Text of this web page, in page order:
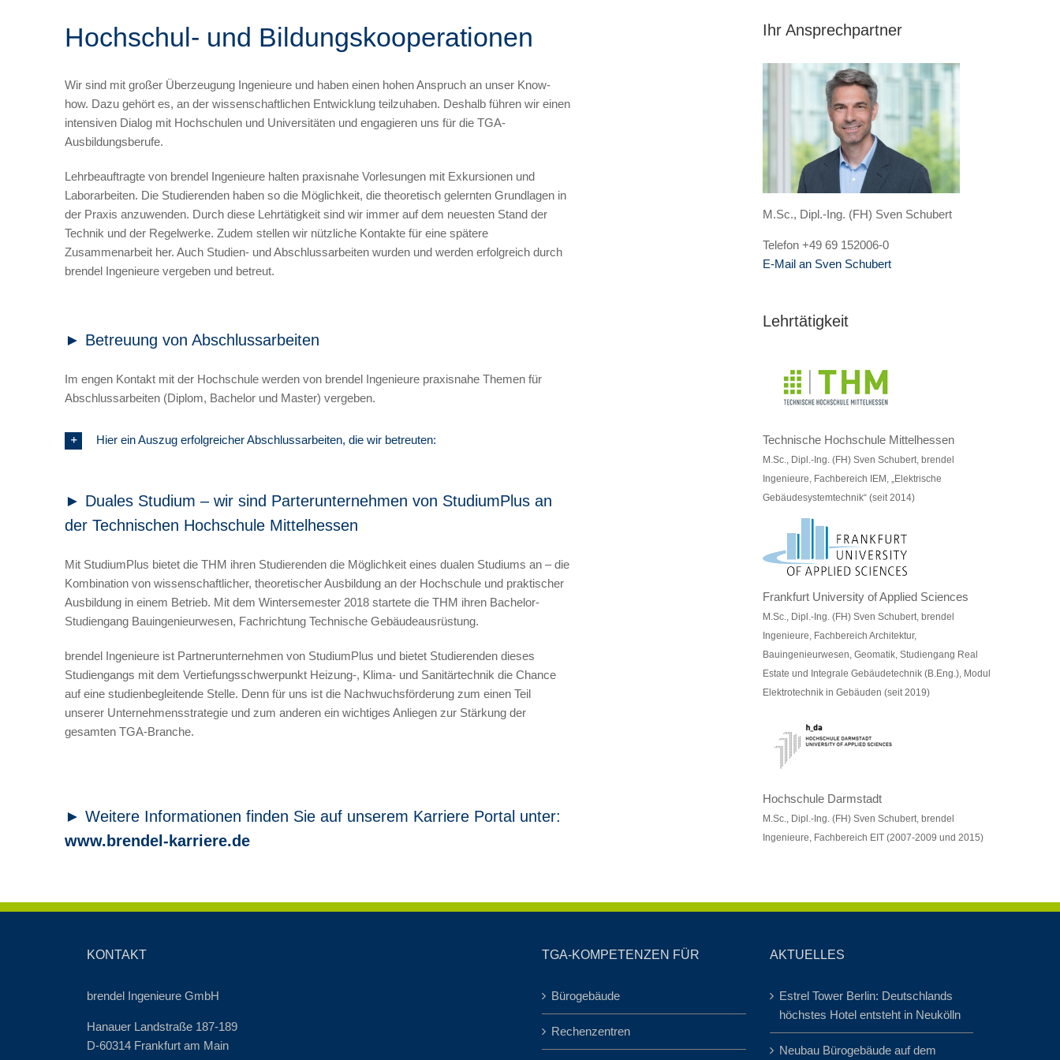
Hochschul- und Bildungskooperationen
Wir sind mit großer Überzeugung Ingenieure und haben einen hohen Anspruch an unser Know-
how. Dazu gehört es, an der wissenschaftlichen Entwicklung teilzuhaben. Deshalb führen wir einen
intensiven Dialog mit Hochschulen und Universitäten und engagieren uns für die TGA-
Ausbildungsberufe.
Lehrbeauftragte von brendel Ingenieure halten praxisnahe Vorlesungen mit Exkursionen und
Laborarbeiten. Die Studierenden haben so die Möglichkeit, die theoretisch gelernten Grundlagen in
der Praxis anzuwenden. Durch diese Lehrtätigkeit sind wir immer auf dem neuesten Stand der
Technik und der Regelwerke. Zudem stellen wir nützliche Kontakte für eine spätere
Zusammenarbeit her. Auch Studien- und Abschlussarbeiten wurden und werden erfolgreich durch
brendel Ingenieure vergeben und betreut.
► Betreuung von Abschlussarbeiten
Im engen Kontakt mit der Hochschule werden von brendel Ingenieure praxisnahe Themen für
Abschlussarbeiten (Diplom, Bachelor und Master) vergeben.
Hier ein Auszug erfolgreicher Abschlussarbeiten, die wir betreuten:
► Duales Studium – wir sind Parterunternehmen von StudiumPlus an
der Technischen Hochschule Mittelhessen
Mit StudiumPlus bietet die THM ihren Studierenden die Möglichkeit eines dualen Studiums an – die
Kombination von wissenschaftlicher, theoretischer Ausbildung an der Hochschule und praktischer
Ausbildung in einem Betrieb. Mit dem Wintersemester 2018 startete die THM ihren Bachelor-
Studiengang Bauingenieurwesen, Fachrichtung Technische Gebäudeausrüstung.
brendel Ingenieure ist Partnerunternehmen von StudiumPlus und bietet Studierenden dieses
Studiengangs mit dem Vertiefungsschwerpunkt Heizung-, Klima- und Sanitärtechnik die Chance
auf eine studienbegleitende Stelle. Denn für uns ist die Nachwuchsförderung zum einen Teil
unserer Unternehmensstrategie und zum anderen ein wichtiges Anliegen zur Stärkung der
gesamten TGA-Branche.
► Weitere Informationen finden Sie auf unserem Karriere Portal unter:
www.brendel-karriere.de
Ihr Ansprechpartner
M.Sc., Dipl.-Ing. (FH) Sven Schubert
Telefon +49 69 152006-0
E-Mail an Sven Schubert
Lehrtätigkeit
Technische Hochschule Mittelhessen
M.Sc., Dipl.-Ing. (FH) Sven Schubert, brendel
Ingenieure, Fachbereich IEM, „Elektrische
Gebäudesystemtechnik“ (seit 2014)
Frankfurt University of Applied Sciences
M.Sc., Dipl.-Ing. (FH) Sven Schubert, brendel
Ingenieure, Fachbereich Architektur,
Bauingenieurwesen, Geomatik, Studiengang Real
Estate und Integrale Gebäudetechnik (B.Eng.), Modul
Elektrotechnik in Gebäuden (seit 2019)
Hochschule Darmstadt
M.Sc., Dipl.-Ing. (FH) Sven Schubert, brendel
Ingenieure, Fachbereich EIT (2007-2009 und 2015)
KONTAKT
brendel Ingenieure GmbH
Hanauer Landstraße 187-189
D-60314 Frankfurt am Main
TGA-KOMPETENZEN FÜR
Bürogebäude
Rechenzentren
AKTUELLES
Estrel Tower Berlin: Deutschlands
höchstes Hotel entsteht in Neukölln
Neubau Bürogebäude auf dem